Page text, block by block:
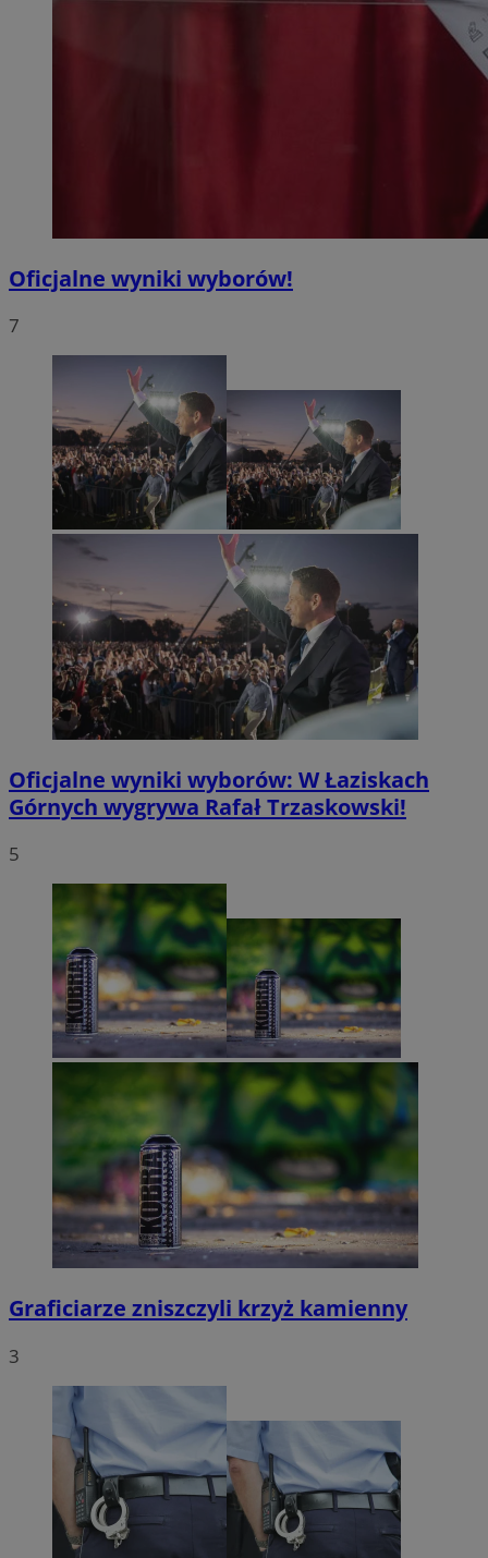
Oficjalne wyniki wyborów!
7
Oficjalne wyniki wyborów: W Łaziskach
Górnych wygrywa Rafał Trzaskowski!
5
Graficiarze zniszczyli krzyż kamienny
3